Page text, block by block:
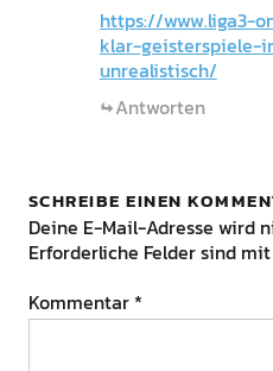
https://www.liga3-
klar-geisterspiele-
unrealistisch/
Antworten
SCHREIBE EINEN
Deine E-Mail-Adresse wird
Erforderliche Felder sind mit
Kommentar *